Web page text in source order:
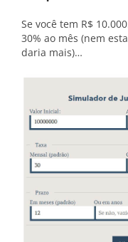
Se você tem R$
30% ao mês (nem
daria mais)…